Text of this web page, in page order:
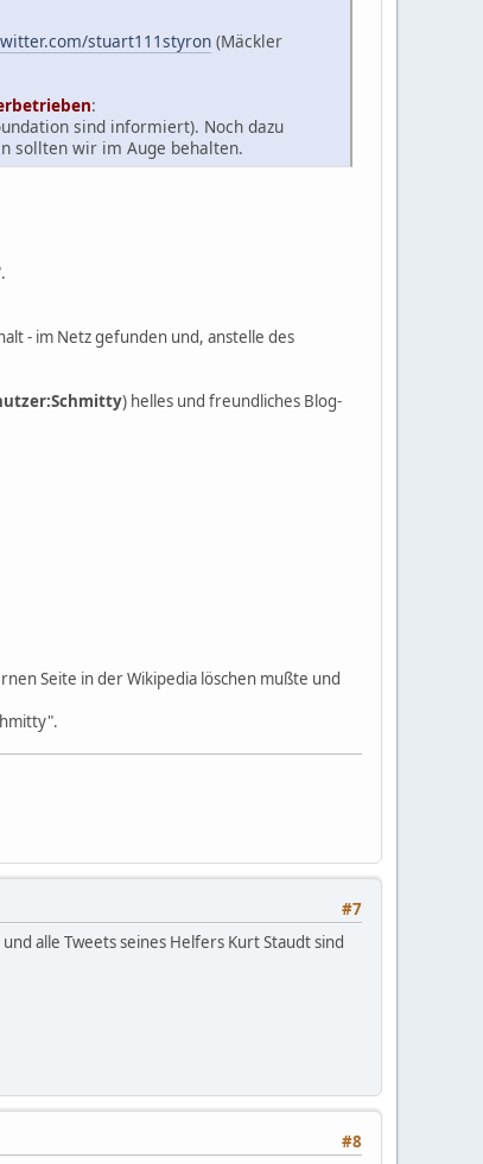
stuart111styron (Mäckler
:
sind informiert). Noch dazu
sollten wir im Auge behalten.
- im Netz gefunden und, anstelle des
) helles und freundliches Blog-
Seite in der Wikipedia löschen mußte und
#7
alle Tweets seines Helfers Kurt Staudt sind
#8